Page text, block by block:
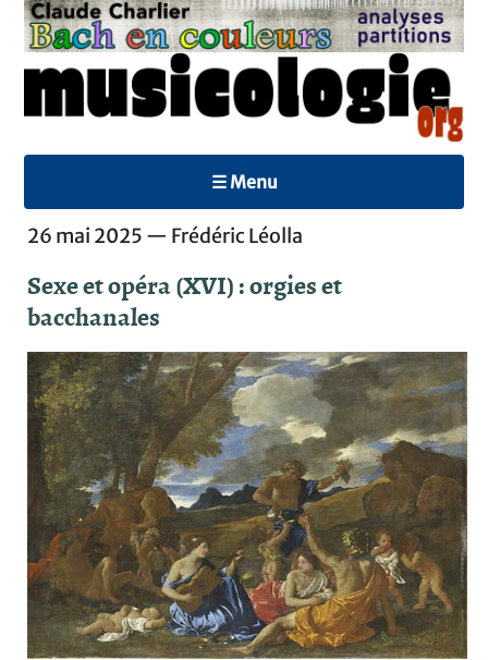
☰ Menu
26 mai 2025 — Frédéric Léolla
Sexe et opéra (XVI) : orgies et
bacchanales